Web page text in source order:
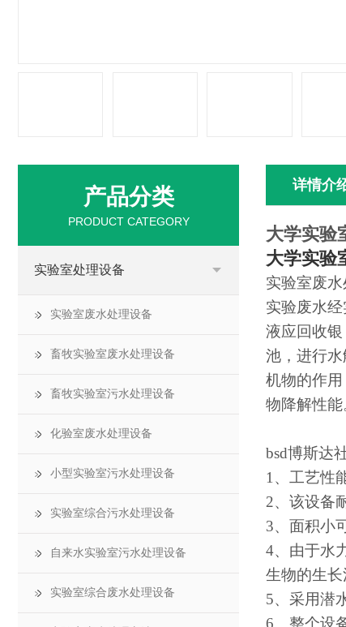
详情介
大学实验
大学实验
实验室废
实验废水
液应回收
池，进行
机物的作
物降解性能
bsd博斯达
1、工艺性
2、该设备
3、面积小
4、由于水
生物的生
5、采用潜
6、整个设
产品分类
PRODUCT CATEGORY
实验室处理设备
实验室废水处理设备
畜牧实验室废水处理设备
畜牧实验室污水处理设备
化验室废水处理设备
小型实验室污水处理设备
实验室综合污水处理设备
自来水实验室污水处理设备
实验室综合废水处理设备